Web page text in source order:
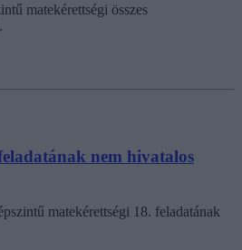
matekérettségi összes
nem hivatalos
matekérettségi 18. feladatának